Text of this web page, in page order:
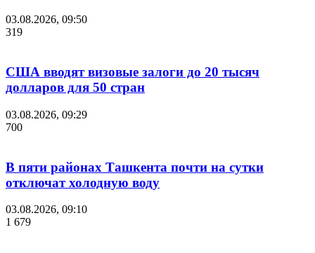
03.08.2026, 09:50
319
США вводят визовые залоги до 20 тысяч
долларов для 50 стран
03.08.2026, 09:29
700
В пяти районах Ташкента почти на сутки
отключат холодную воду
03.08.2026, 09:10
1 679